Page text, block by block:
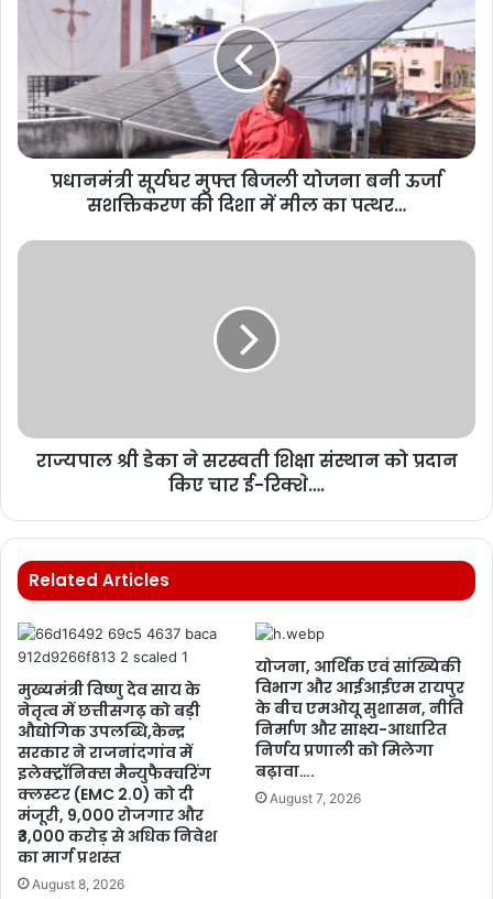
प्रधानमंत्री सूर्यघर मुफ्त बिजली योजना बनी ऊर्जा
सशक्तिकरण की दिशा में मील का पत्थर…
राज्यपाल श्री डेका ने सरस्वती शिक्षा संस्थान को प्रदान
किए चार ई-रिक्शे….
Related Articles
मुख्यमंत्री विष्णु देव साय के
नेतृत्व में छत्तीसगढ़ को बड़ी
औद्योगिक उपलब्धि,केन्द्र
सरकार ने राजनांदगांव में
इलेक्ट्रॉनिक्स मैन्युफैक्चरिंग
क्लस्टर (EMC 2.0) को दी
मंजूरी, 9,000 रोजगार और
₹3,000 करोड़ से अधिक निवेश
का मार्ग प्रशस्त
August 8, 2026
योजना, आर्थिक एवं सांख्यिकी
विभाग और आईआईएम रायपुर
के बीच एमओयू सुशासन, नीति
निर्माण और साक्ष्य-आधारित
निर्णय प्रणाली को मिलेगा
बढ़ावा….
August 7, 2026